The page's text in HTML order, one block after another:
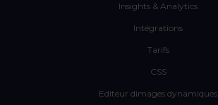
Insights & Analytics
Intégrations
Tarifs
CSS
Editeur dimages dynamiques